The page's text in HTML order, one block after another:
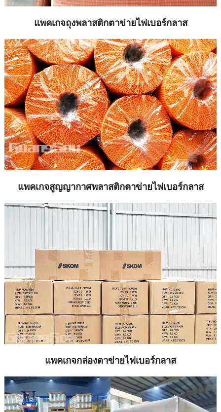
แพคเกจถุงพลาสติกตาข่ายไฟเบอร์กลาส
แพคเกจสูญญากาศพลาสติกตาข่ายไฟเบอร์กลาส
แพคเกจกล่องตาข่ายไฟเบอร์กลาส